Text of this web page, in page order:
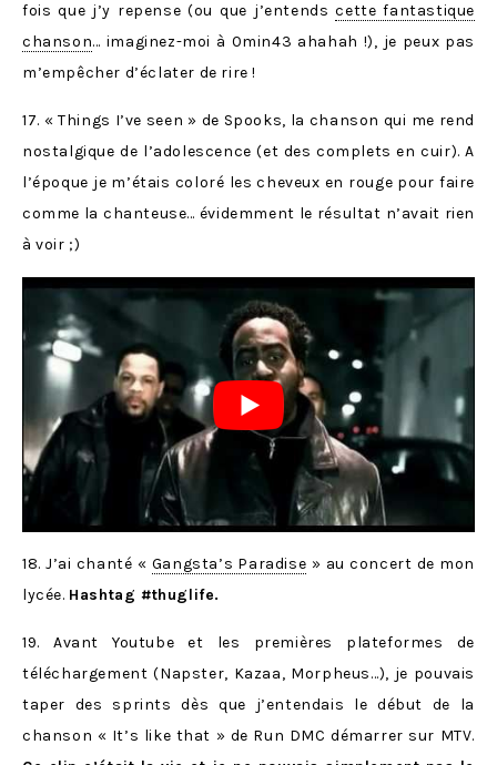
fois que j’y repense (ou que j’entendscette fantastique
chanson… imaginez-moi à 0min43 ahahah !), je peux pas
m’empêcher d’éclater de rire !
17. « Things I’ve seen » de Spooks, la chanson qui me rend
nostalgique de l’adolescence (et des complets en cuir). A
l’époque je m’étais coloré les cheveux en rouge pour faire
comme la chanteuse… évidemment le résultat n’avait rien
à voir ;)
18. J’ai chanté « Gangsta’s Paradise » au concert de mon
lycée. Hashtag #thuglife.
19. Avant Youtube et les premières plateformes de
téléchargement (Napster, Kazaa, Morpheus…), je pouvais
taper des sprints dès que j’entendais le début de la
chanson « It’s like that » de Run DMC démarrer sur MTV.